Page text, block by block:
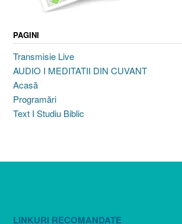
PAGINI
Transmisie Live
AUDIO I MEDITATII DIN CUVANT
Acasă
Programări
Text I Studiu Biblic
LINKURI RECOMANDATE